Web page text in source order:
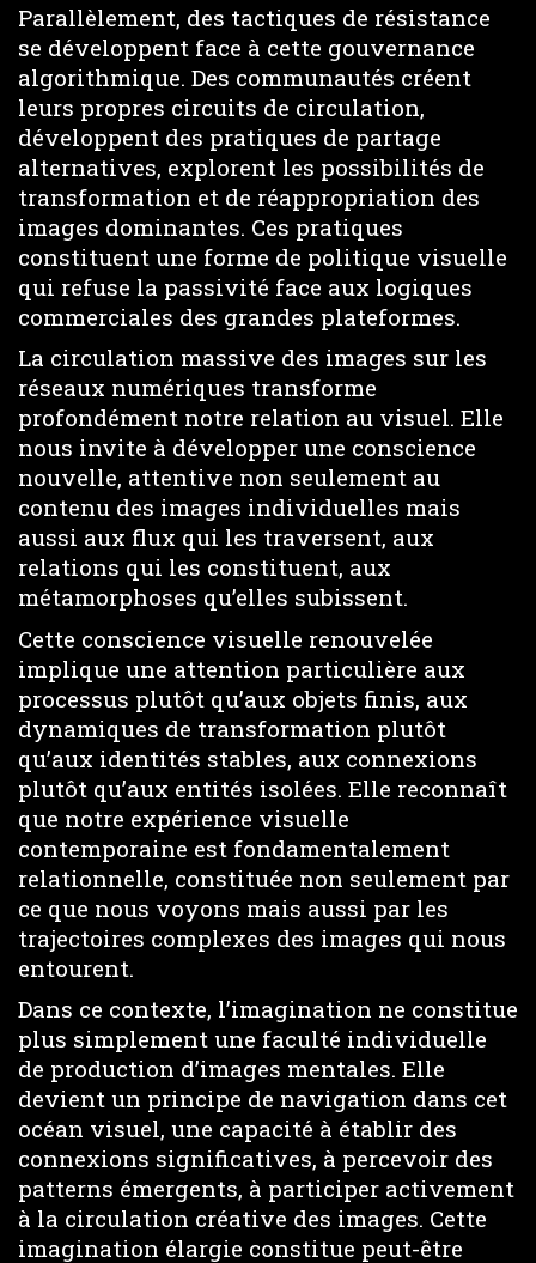
Parallèlement, des tactiques de résistance
se développent face à cette gouvernance
algorithmique. Des communautés créent
leurs propres circuits de circulation,
développent des pratiques de partage
alternatives, explorent les possibilités de
transformation et de réappropriation des
images dominantes. Ces pratiques
constituent une forme de politique visuelle
qui refuse la passivité face aux logiques
commerciales des grandes plateformes.
La circulation massive des images sur les
réseaux numériques transforme
profondément notre relation au visuel. Elle
nous invite à développer une conscience
nouvelle, attentive non seulement au
contenu des images individuelles mais
aussi aux flux qui les traversent, aux
relations qui les constituent, aux
métamorphoses qu’elles subissent.
Cette conscience visuelle renouvelée
implique une attention particulière aux
processus plutôt qu’aux objets finis, aux
dynamiques de transformation plutôt
qu’aux identités stables, aux connexions
plutôt qu’aux entités isolées. Elle reconnaît
que notre expérience visuelle
contemporaine est fondamentalement
relationnelle, constituée non seulement par
ce que nous voyons mais aussi par les
trajectoires complexes des images qui nous
entourent.
Dans ce contexte, l’imagination ne constitue
plus simplement une faculté individuelle
de production d’images mentales. Elle
devient un principe de navigation dans cet
océan visuel, une capacité à établir des
connexions significatives, à percevoir des
patterns émergents, à participer activement
à la circulation créative des images. Cette
imagination élargie constitue peut-être